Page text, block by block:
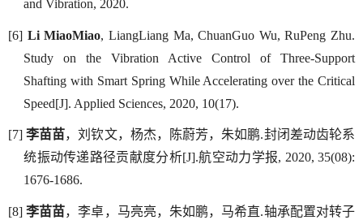
and Vibration, 2020.
[6] Li MiaoMiao, LiangLiang Ma, ChuanGuo Wu, RuPeng Zhu.
Study on the Vibration Active Control of Three-Support
Shafting with Smart Spring While Accelerating over the Critical
Speed[J]. Applied Sciences, 2020, 10(17).
[7]李苗苗，刘钦文，杨杰，陈蔚芳，朱如鹏.封闭差动齿轮系
统振动传递路径贡献度分析[J].航空动力学报, 2020, 35(08):
1676-1686.
[8]李苗苗，李卓，马亮亮，朱如鹏，马希直.轴承配置对转子